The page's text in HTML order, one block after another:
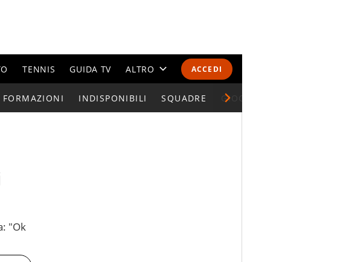
ACCEDI
TENNIS GUIDA TV ALTRO
CALENDARI E CLASSIFICHE
FORMAZIONI INDISPONIBILI SQUADRE GIOCATORI SERIE A
"Ok